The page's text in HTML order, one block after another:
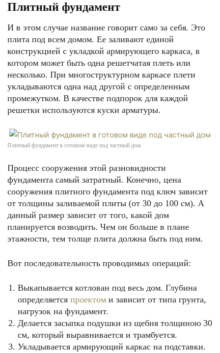
Плитный фундамент
И в этом случае название говорит само за себя. Это
плита под всем домом. Ее заливают единой
конструкцией с укладкой армирующего каркаса, в
котором может быть одна решетчатая плеть или
несколько. При многоструктурном каркасе плети
укладываются одна над другой с определенным
промежутком. В качестве подпорок для каждой
решетки используются куски арматуры.
Плитный фундамент в готовом виде под частный дом
Процесс сооружения этой разновидности
фундамента самый затратный. Конечно, цена
сооружения плитного фундамента под ключ зависит
от толщины заливаемой плиты (от 30 до 100 см). А
данный размер зависит от того, какой дом
планируется возводить. Чем он больше в плане
этажности, тем толще плита должна быть под ним.
Вот последовательность проводимых операций:
Выкапывается котлован под весь дом. Глубина
определяется проектом и зависит от типа грунта,
нагрузок на фундамент.
Делается засыпка подушки из щебня толщиною 30
см, который выравнивается и трамбуется.
Укладывается армирующий каркас на подставки.